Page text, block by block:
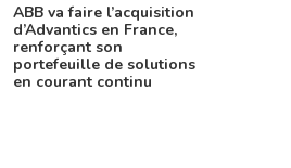
ABB va faire l’acquisition
d’Advantics en France,
renforçant son
portefeuille de solutions
en courant continu